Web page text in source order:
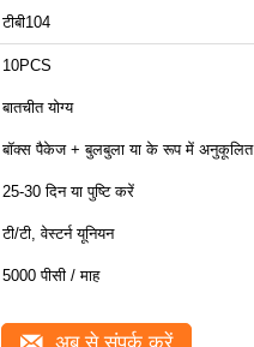
टीबी104
10PCS
बातचीत योग्य
बॉक्स पैकेज + बुलबुला या के रूप में अनुकूलित
25-30 दिन या पुष्टि करें
टी/टी, वेस्टर्न यूनियन
5000 पीसी / माह